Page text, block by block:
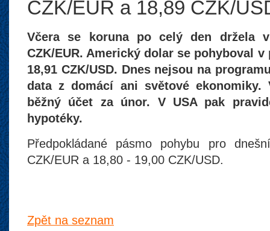
CZK/EUR a 18,89 CZK/
Včera se koruna po celý den držela
CZK/EUR. Americký dolar se pohyboval v
18,91 CZK/USD. Dnes nejsou na
data z domácí ani světové ekonomiky.
běžný účet za únor. V USA pak
hypotéky.
Předpokládané pásmo pohybu pro
CZK/EUR a 18,80 - 19,00 CZK/USD.
Zpět na seznam